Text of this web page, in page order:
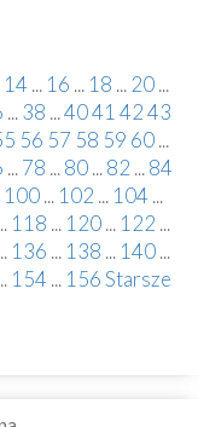
14 ... 16 ... 18 ... 20 ...
...38 ...4041 4243
56 57 58 59 60...
... 78 ... 80 ... 82 ... 84
100 ... 102 ... 104 ...
118 ... 120... 122 ...
136 ... 138 ... 140...
154 ... 156Starsze